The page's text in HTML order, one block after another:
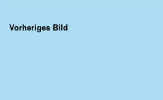
Vorheriges Bild